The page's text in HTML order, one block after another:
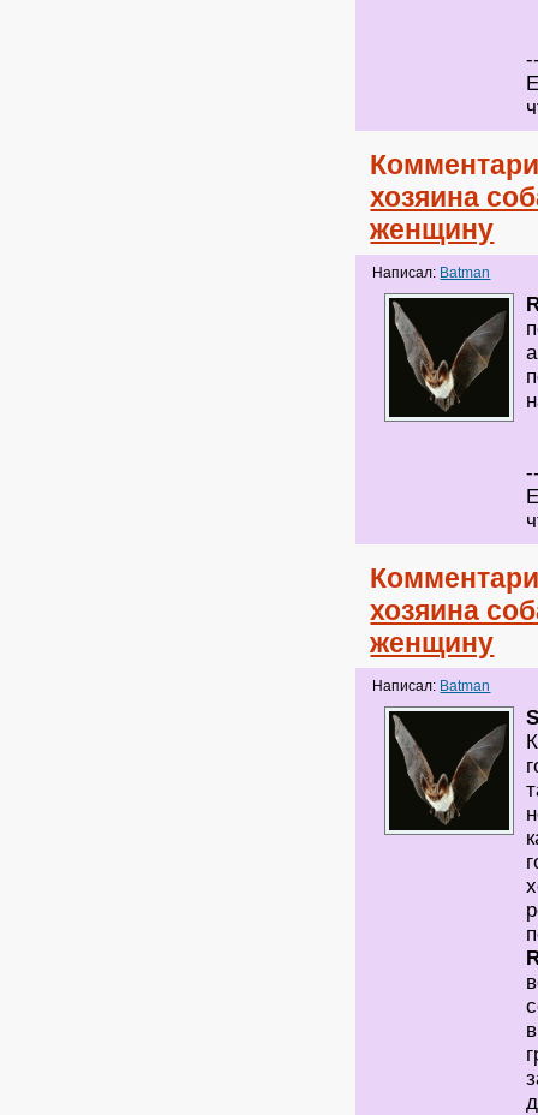
хозяина
женщину
Написал: Batman
хозяина
женщину
Написал: Batman